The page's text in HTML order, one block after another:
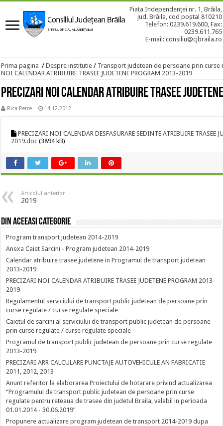
Piața Independenței nr. 1, Brăila,
jud. Brăila, cod poștal 810210
Telefon: 0239.619.600, Fax:
0239.611.765
E-mail: consiliu@cjbraila.ro
Prima pagina / Despre institutie / Transport judetean de persoane prin curse
NOI CALENDAR ATRIBUIRE TRASEE JUDETENE PROGRAM 2013-2019
PRECIZARI NOI CALENDAR ATRIBUIRE TRASEE
Rica Petre 14.12.2012
PRECIZARI NOI CALENDAR DESFASURARE SEDINTE ATRIBUIRE TRASEE
2019.doc (3894 kB)
Articolul anterior
2019
Din aceeasi categorie
Program transport judetean 2014-2019
Anexa Caiet Sarcini - Program judetean 2014-2019
Calendar atribuire trasee judetene in Programul de transport judetean
2013-2019
PRECIZARI NOI CALENDAR ATRIBUIRE TRASEE JUDETENE PROGRAM 2013-
2019
Regulamentul serviciului de transport public judetean de persoane prin
curse regulate / curse regulate speciale
Caietul de sarcini al serviciului de transport public judetean de persoane
prin curse regulate / curse regulate speciale
Programul de transport public judetean de persoane prin curse regulate
2013-2019
PRECIZARI ARR CALCULARE PUNCTAJE AUTOVEHICULE AN FABRICATIE
2011, 2012, 2013
Anunt referitor la elaborarea Proiectului de hotarare privind actualizarea
“Programului de transport public judetean de persoane prin curse
regulate pentru reteaua de trasee din judetul Braila, valabil in perioada
01.01.2014 - 30.06.2019”
Propunere actualizare program judetean de transport 2014-2019 dupa